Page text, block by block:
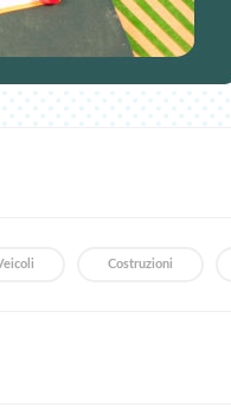
Costruzioni